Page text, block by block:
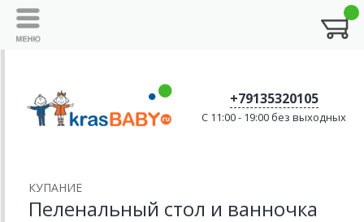
+79135320105
C 11:00 - 19:00 без выходных
КУПАНИЕ
Пеленальный стол и ванночка